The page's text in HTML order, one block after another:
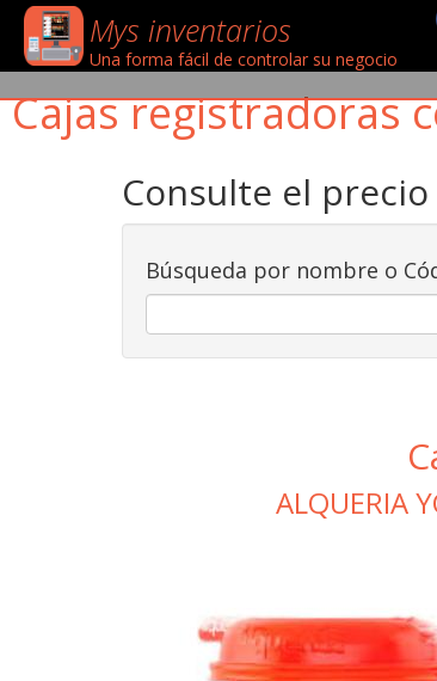
Mys inventarios
Una forma fácil de controlar su negocio
Cajas registradoras
Consulte el
Búsqueda por nombre o
ALQUERIA